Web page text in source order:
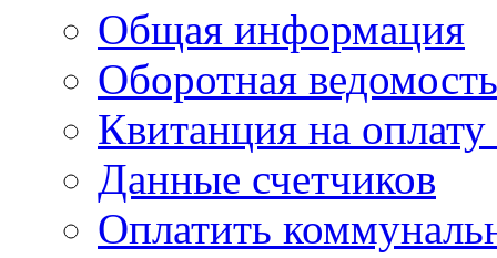
Общая информация
Оборотная ведомость
Квитанция на
Данные счетчиков
Оплатить